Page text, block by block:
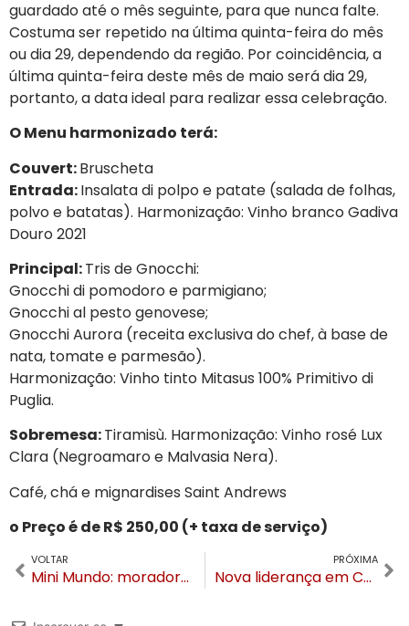
guardado até o mês seguinte, para que nunca falte.
Costuma ser repetido na última quinta-feira do mês
ou dia 29, dependendo da região. Por coincidência, a
última quinta-feira deste mês de maio será dia 29,
portanto, a data ideal para realizar essa celebração.
O Menu harmonizado terá:
Couvert:Bruscheta
Entrada:Insalata di polpo e patate (salada de folhas,
polvo e batatas). Harmonização: Vinho branco Gadiva
Douro 2021
Principal:Tris de Gnocchi:
Gnocchi di pomodoro e parmigiano;
Gnocchi al pesto genovese;
Gnocchi Aurora (receita exclusiva do chef, à base de
nata, tomate e parmesão).
Harmonização: Vinho tinto Mitasus 100% Primitivo di
Puglia.
Sobremesa:Tiramisù. Harmonização: Vinho rosé Lux
Clara (Negroamaro e Malvasia Nera).
Café, chá e mignardises Saint Andrews
o Preço é de R$ 250,00 (+ taxa de serviço)
VOLTAR
Mini Mundo: moradores de Gramado e Canela tem preço especial no ingresso ao parque
PRÓXIMA
Nova liderança em Canela: Kenia Jaeger assume o Turismo com objetivos claros para o setor